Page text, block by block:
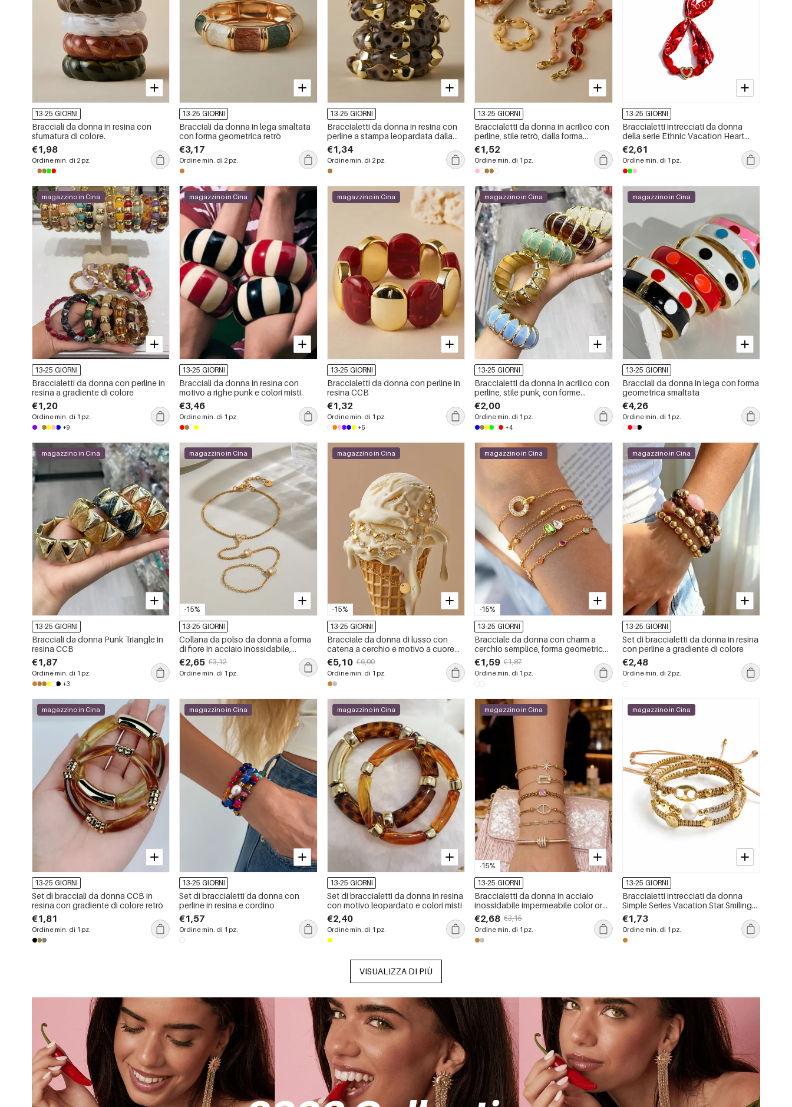
13-25 GIORNI
Bracciali da donna in resina con
sfumatura di colore.
€1,98
Ordine min. di 2 pz.
13-25 GIORNI
Bracciali da donna in lega smaltata
con forma geometrica retrò
€3,17
Ordine min. di 2 pz.
13-25 GIORNI
Braccialetti da donna in resina con
perline a stampa leopardata dalla
forma irregolare e dallo stile retrò.
€1,34
Ordine min. di 2 pz.
13-25 GIORNI
Braccialetti da donna in acrilico con
perline, stile retrò, dalla forma
irregolare e semplice.
€1,52
Ordine min. di 1 pz.
13-25 GIORNI
Braccialetti intrecciati da donna
della serie Ethnic Vacation Heart
Star in tessuto color oro
€2,61
Ordine min. di 1 pz.
magazzino in Cina
13-25 GIORNI
Braccialetti da donna con perline in
resina a gradiente di colore
€1,20
Ordine min. di 1 pz.
+9
magazzino in Cina
13-25 GIORNI
Bracciali da donna in resina con
motivo a righe punk e colori misti.
€3,46
Ordine min. di 1 pz.
magazzino in Cina
13-25 GIORNI
Braccialetti da donna con perline in
resina CCB
€1,32
Ordine min. di 1 pz.
+5
magazzino in Cina
13-25 GIORNI
Braccialetti da donna in acrilico con
perline, stile punk, con forme
geometriche e sfumature di colore.
€2,00
Ordine min. di 1 pz.
+4
magazzino in Cina
13-25 GIORNI
Bracciali da donna in lega con forma
geometrica smaltata
€4,26
Ordine min. di 1 pz.
magazzino in Cina
13-25 GIORNI
Bracciali da donna Punk Triangle in
resina CCB
€1,87
Ordine min. di 1 pz.
+3
-15%
magazzino in Cina
13-25 GIORNI
Collana da polso da donna a forma
di fiore in acciaio inossidabile,
impermeabile, color oro, con zirconi.
€2,65 €3,12
Ordine min. di 1 pz.
-15%
magazzino in Cina
13-25 GIORNI
Bracciale da donna di lusso con
catena a cerchio e motivo a cuore
patchwork in acciaio inossidabile
color oro impermeabile con zirconi.
€5,10 €6,00
Ordine min. di 1 pz.
-15%
magazzino in Cina
13-25 GIORNI
Bracciale da donna con charm a
cerchio semplice, forma geometrica,
in acciaio inossidabile,
impermeabile, color oro, con zirconi.
€1,59 €1,87
Ordine min. di 1 pz.
magazzino in Cina
13-25 GIORNI
Set di braccialetti da donna in resina
con perline a gradiente di colore
€2,48
Ordine min. di 2 pz.
magazzino in Cina
13-25 GIORNI
Set di bracciali da donna CCB in
resina con gradiente di colore retrò
€1,81
Ordine min. di 1 pz.
magazzino in Cina
13-25 GIORNI
Set di braccialetti da donna con
perline in resina e cordino
€1,57
Ordine min. di 1 pz.
magazzino in Cina
13-25 GIORNI
Set di braccialetti da donna in resina
con motivo leopardato e colori misti
€2,40
Ordine min. di 1 pz.
-15%
magazzino in Cina
13-25 GIORNI
Braccialetti da donna in acciaio
inossidabile impermeabile color oro
con strass e ciondoli.
€2,68 €3,15
Ordine min. di 1 pz.
magazzino in Cina
13-25 GIORNI
Braccialetti intrecciati da donna
Simple Series Vacation Star Smiling
Face, colore oro, con corda
intrecciata.
€1,73
Ordine min. di 1 pz.
VISUALIZZA DI PIÙ